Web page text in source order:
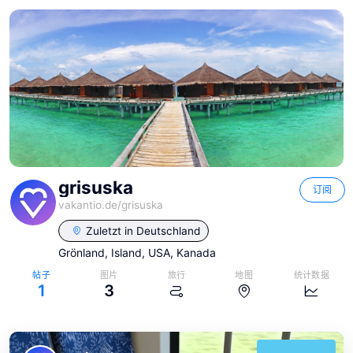
grisuska
vakantio.de/grisuska
订阅
Zuletzt in Deutschland
Grönland, Island, USA, Kanada
帖子
1
图片
3
旅行 地图 统计数据